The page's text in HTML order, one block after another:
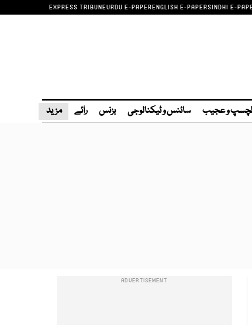
EXPRESS TRIBUNEURDU E-PAPERENGLISH E-PAPERSINDHI E-
و عجیب سائنس و ٹیکنالوجی بزنس رائے مزید